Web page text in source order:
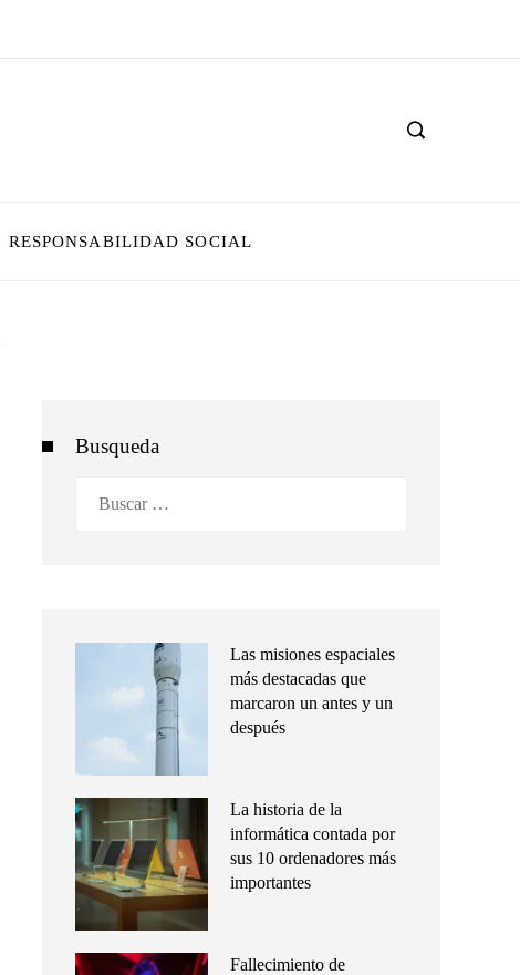
RESPONSABILIDAD SOCIAL
Busqueda
Las misiones espaciales
más destacadas que
marcaron un antes y un
después
La historia de la
informática contada por
sus 10 ordenadores más
importantes
Fallecimiento de